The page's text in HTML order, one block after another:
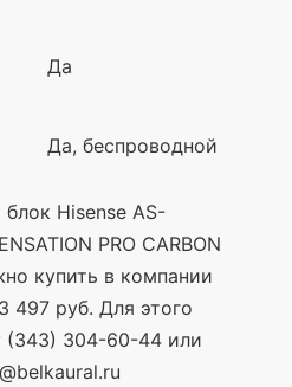
Да
Да, беспроводной
Hisense AS-
PRO CARBON
купить в компании
497 руб. Для этого
(343) 304-60-44 или